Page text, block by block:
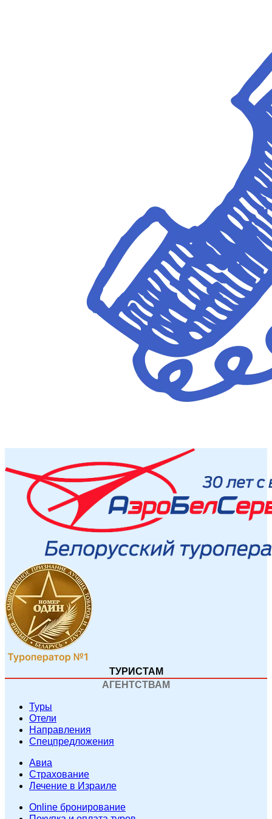
ТУРИСТАМ
АГЕНТСТВАМ
Туры
Отели
Направления
Спецпредложения
Авиа
Страхование
Лечение в Израиле
Online бронирование